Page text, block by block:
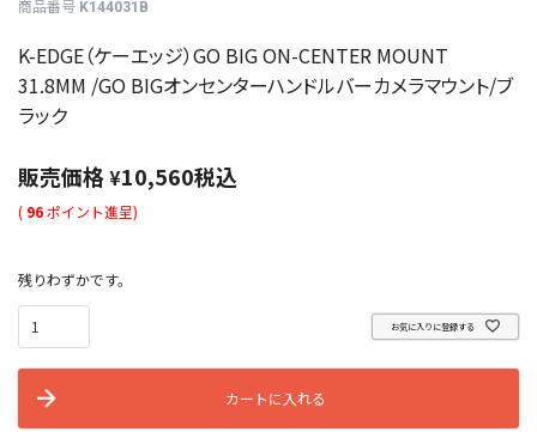
商品番号 K144031B
K-EDGE（ケーエッジ）GO BIG ON-CENTER MOUNT
31.8MM /GO BIGオンセンターハンドルバーカメラマウント/ブ
ラック
販売価格¥10,560税込
( 96ポイント進呈)
残りわずかです。
お気に入りに登録する
カートに入れる